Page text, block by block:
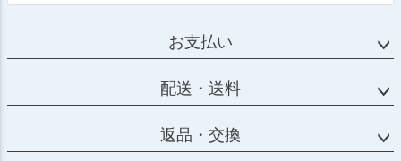
お支払い
配送・送料
返品・交換